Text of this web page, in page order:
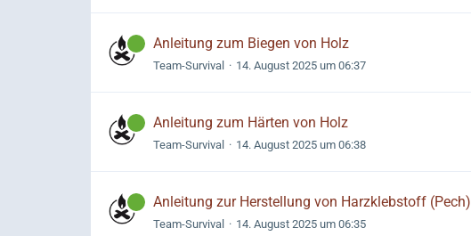
Anleitung zum Biegen von Holz
Team-Survival 14. August 2025 um 06:37
Anleitung zum Härten von Holz
Team-Survival 14. August 2025 um 06:38
Anleitung zur Herstellung von Harzklebstoff (Pech)
Team-Survival 14. August 2025 um 06:35